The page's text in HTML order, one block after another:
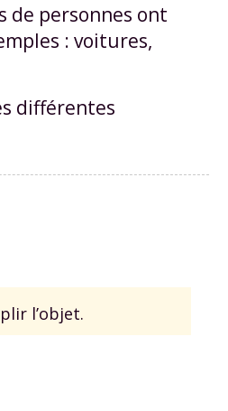
de personnes ont
: voitures,
différentes
l’objet.